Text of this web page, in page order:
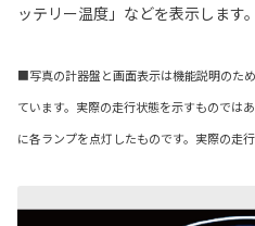
ッテリー温度」などを表示します。
■写真の計器盤と画面表示は機能説明のた
ています。実際の走行状態を示すもので
に各ランプを点灯したものです。実際の走